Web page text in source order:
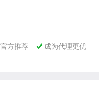
官方推荐  成为代理更优